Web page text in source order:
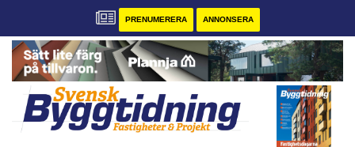
PRENUMERERA ANNONSERA